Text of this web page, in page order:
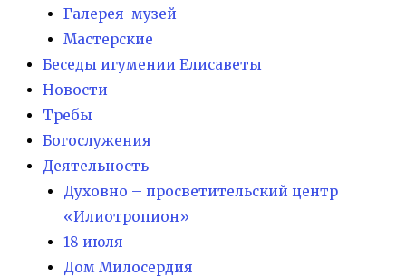
Галерея-музей
Мастерские
Беседы игумении Елисаветы
Новости
Требы
Богослужения
Деятельность
Духовно – просветительский центр
«Илиотропион»
18 июля
Дом Милосердия